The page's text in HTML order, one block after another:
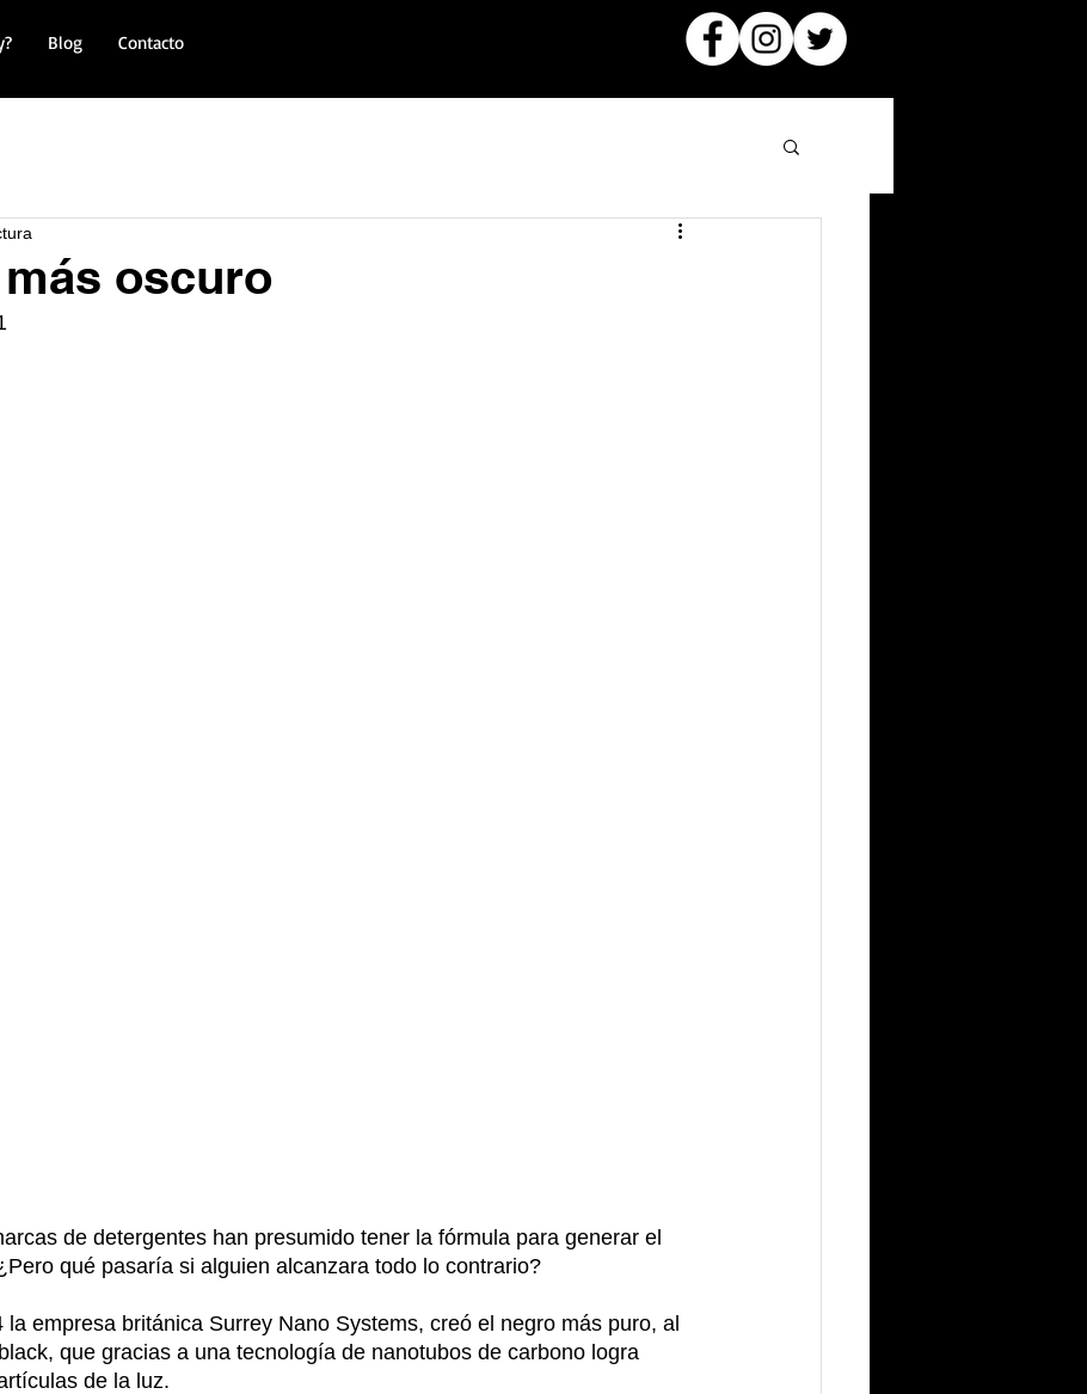
Blog Contacto
oscuro
de detergentes han presumido tener la fórmula para generar el
qué pasaría si alguien alcanzara todo lo contrario?
la empresa británica Surrey Nano Systems, creó el negro más puro, al
que gracias a una tecnología de nanotubos de carbono logra
de la luz.